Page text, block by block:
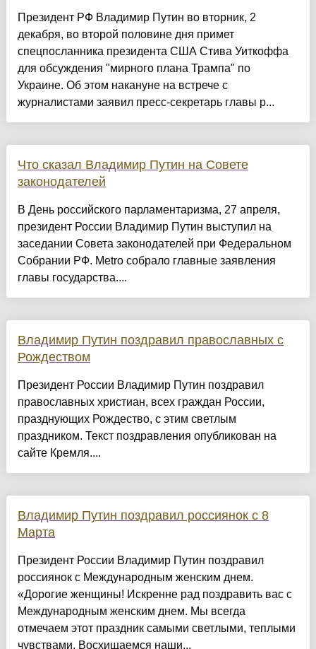
Президент РФ Владимир Путин во вторник, 2
декабря, во второй половине дня примет
спецпосланника президента США Стива Уиткоффа
для обсуждения "мирного плана Трампа" по
Украине. Об этом накануне на встрече с
журналистами заявил пресс-секретарь главы р...
Что сказал Владимир Путин на Совете
законодателей
В День российского парламентаризма, 27 апреля,
президент России Владимир Путин выступил на
заседании Совета законодателей при Федеральном
Собрании РФ. Metro собрало главные заявления
главы государства....
Владимир Путин поздравил православных с
Рождеством
Президент России Владимир Путин поздравил
православных христиан, всех граждан России,
празднующих Рождество, с этим светлым
праздником. Текст поздравления опубликован на
сайте Кремля....
Владимир Путин поздравил россиянок с 8
Марта
Президент России Владимир Путин поздравил
россиянок с Международным женским днем.
«Дорогие женщины! Искренне рад поздравить вас с
Международным женским днем. Мы всегда
отмечаем этот праздник самыми светлыми, теплыми
чувствами. Восхищаемся наши...